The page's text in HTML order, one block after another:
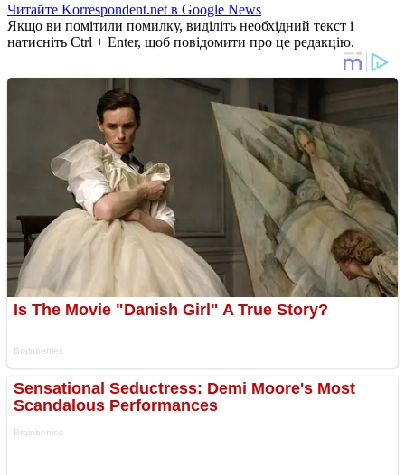
Читайте Korrespondent.net в Google News
Якщо ви помітили помилку, виділіть необхідний текст і
натисніть Ctrl + Enter, щоб повідомити про це редакцію.